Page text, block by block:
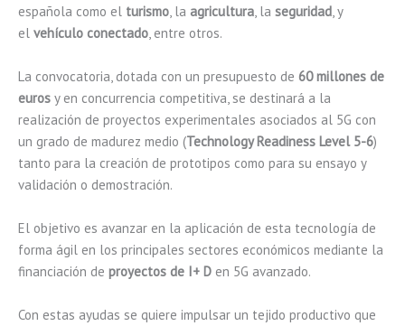
española como el turismo, la agricultura, la seguridad, y
el vehículo conectado, entre otros.
La convocatoria, dotada con un presupuesto de 60 millones de
euros y en concurrencia competitiva, se destinará a la
realización de proyectos experimentales asociados al 5G con
un grado de madurez medio (Technology Readiness Level 5-6)
tanto para la creación de prototipos como para su ensayo y
validación o demostración.
El objetivo es avanzar en la aplicación de esta tecnología de
forma ágil en los principales sectores económicos mediante la
financiación de proyectos de I+ D en 5G avanzado.
Con estas ayudas se quiere impulsar un tejido productivo que